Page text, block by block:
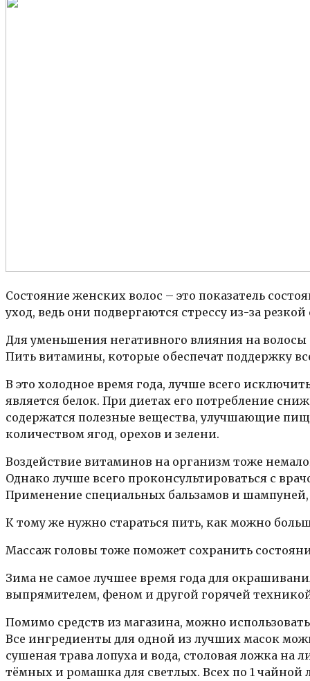
Состояние женских волос – это показатель
уход, ведь они подвергаются стрессу из-за
Для уменьшения негативного влияния на
Пить витамины, которые обеспечат поддержку
В это холодное время года, лучше всего
является белок. При диетах его потребление
содержатся полезные вещества, улучшающие
количеством ягод, орехов и зелени.
Воздействие витаминов на организм тоже
Однако лучше всего проконсультироваться с
Применение специальных бальзамов и
К тому же нужно стараться пить, как можно
Массаж головы тоже поможет сохранить
Зима не самое лучшее время года для
выпрямителем, феном и другой горячей
Помимо средств из магазина, можно
Все ингредиенты для одной из лучших масок
сушеная трава лопуха и вода, столовая ложка на
тёмных и ромашка для светлых. Всех по 1 чайной